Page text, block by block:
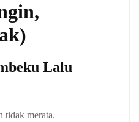
Lalu
tidak merata.